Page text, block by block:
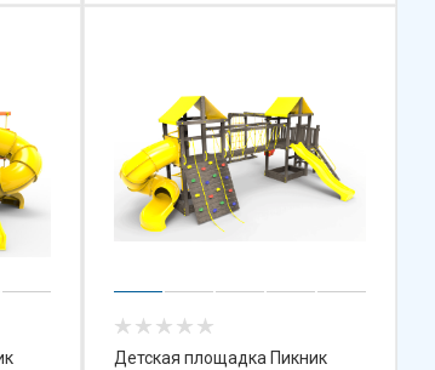
Детская площадка Пикник